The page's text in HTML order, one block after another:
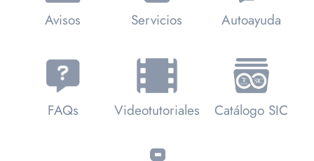
Avisos Servicios Autoayuda
FAQs Videotutoriales Catálogo SIC